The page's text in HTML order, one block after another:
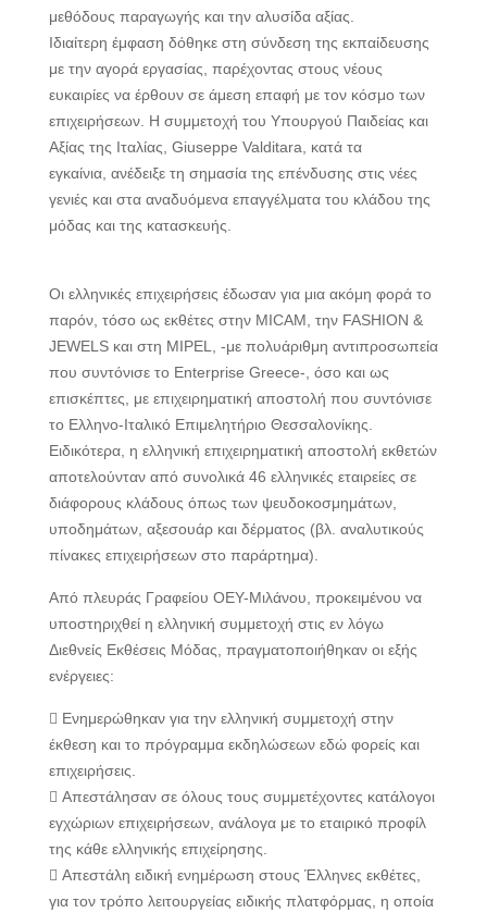
μεθόδους παραγωγής και την αλυσίδα αξίας.
Ιδιαίτερη έμφαση δόθηκε στη σύνδεση της εκπαίδευσης
με την αγορά εργασίας, παρέχοντας στους νέους
ευκαιρίες να έρθουν σε άμεση επαφή με τον κόσμο των
επιχειρήσεων. Η συμμετοχή του Υπουργού Παιδείας και
Αξίας της Ιταλίας, Giuseppe Valditara, κατά τα
εγκαίνια, ανέδειξε τη σημασία της επένδυσης στις νέες
γενιές και στα αναδυόμενα επαγγέλματα του κλάδου της
μόδας και της κατασκευής.
Οι ελληνικές επιχειρήσεις έδωσαν για μια ακόμη φορά το
παρόν, τόσο ως εκθέτες στην MICAM, την FASHION &
JEWELS και στη MIPEL, -με πολυάριθμη αντιπροσωπεία
που συντόνισε το Enterprise Greece-, όσο και ως
επισκέπτες, με επιχειρηματική αποστολή που συντόνισε
το Ελληνο-Ιταλικό Επιμελητήριο Θεσσαλονίκης.
Ειδικότερα, η ελληνική επιχειρηματική αποστολή εκθετών
αποτελούνταν από συνολικά 46 ελληνικές εταιρείες σε
διάφορους κλάδους όπως των ψευδοκοσμημάτων,
υποδημάτων, αξεσουάρ και δέρματος (βλ. αναλυτικούς
πίνακες επιχειρήσεων στο παράρτημα).
Από πλευράς Γραφείου ΟΕΥ-Μιλάνου, προκειμένου να
υποστηριχθεί η ελληνική συμμετοχή στις εν λόγω
Διεθνείς Εκθέσεις Μόδας, πραγματοποιήθηκαν οι εξής
ενέργειες:
 Ενημερώθηκαν για την ελληνική συμμετοχή στην
έκθεση και το πρόγραμμα εκδηλώσεων εδώ φορείς και
επιχειρήσεις.
 Απεστάλησαν σε όλους τους συμμετέχοντες κατάλογοι
εγχώριων επιχειρήσεων, ανάλογα με το εταιρικό προφίλ
της κάθε ελληνικής επιχείρησης.
 Απεστάλη ειδική ενημέρωση στους Έλληνες εκθέτες,
για τον τρόπο λειτουργείας ειδικής πλατφόρμας, η οποία